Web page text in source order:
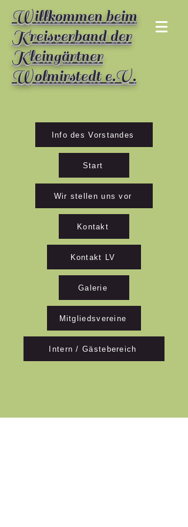
Willkommen beim
Kreisverband der
Kleingärtner
Wolmirstedt e.V.
Info des Vorstandes
Start
Wir stellen uns vor
Kontakt
Kontakt LV
Galerie
Mitgliedsvereine
Intern / Gästebereich